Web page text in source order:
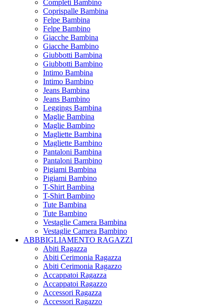
Completi Bambino
Coprispalle Bambina
Felpe Bambina
Felpe Bambino
Giacche Bambina
Giacche Bambino
Giubbotti Bambina
Giubbotti Bambino
Intimo Bambina
Intimo Bambino
Jeans Bambina
Jeans Bambino
Leggings Bambina
Maglie Bambina
Maglie Bambino
Magliette Bambina
Magliette Bambino
Pantaloni Bambina
Pantaloni Bambino
Pigiami Bambina
Pigiami Bambino
T-Shirt Bambina
T-Shirt Bambino
Tute Bambina
Tute Bambino
Vestaglie Camera Bambina
Vestaglie Camera Bambino
ABBBIGLIAMENTO RAGAZZI
Abiti Ragazza
Abiti Cerimonia Ragazza
Abiti Cerimonia Ragazzo
Accappatoi Ragazza
Accappatoi Ragazzo
Accessori Ragazza
Accessori Ragazzo